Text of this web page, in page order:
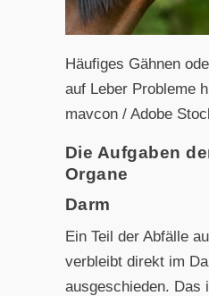
Häufiges Gähnen
auf Leber Probleme
mavcon / Adobe
Die Aufgaben
Organe
Darm
Ein Teil der Abfälle
verbleibt direkt im
ausgeschieden. Das